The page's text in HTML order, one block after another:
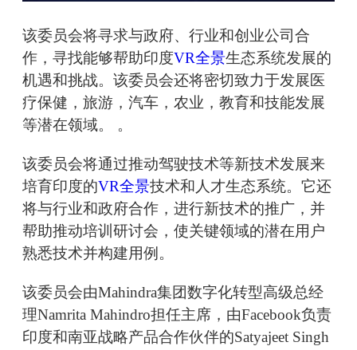
该委员会将寻求与政府、行业和创业公司合
作，寻找能够帮助印度VR全景生态系统发展的
机遇和挑战。该委员会还将密切致力于发展医
疗保健，旅游，汽车，农业，教育和技能发展
等潜在领域。 。
该委员会将通过推动驾驶技术等新技术发展来
培育印度的VR全景技术和人才生态系统。它还
将与行业和政府合作，进行新技术的推广，并
帮助推动培训研讨会，使关键领域的潜在用户
熟悉技术并构建用例。
该委员会由Mahindra集团数字化转型高级总经
理Namrita Mahindro担任主席，由Facebook负责
印度和南亚战略产品合作伙伴的Satyajeet Singh